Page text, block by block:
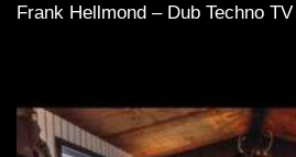
Frank Hellmond – Dub Techno